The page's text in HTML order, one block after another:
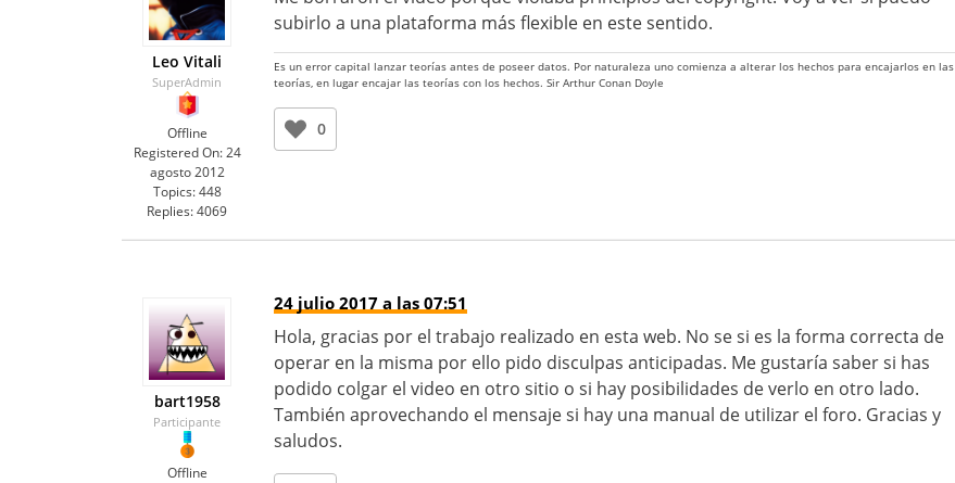
Leo Vitali
SuperAdmin
Offline
Registered On: 24
agosto 2012
Topics: 448
Replies:4069
subirlo a una plataforma más flexible en este sentido.
Es un error capital lanzar teorías antes de poseer datos. Por naturaleza uno comienza a alterar los hechos para encajarlos en las
teorías, en lugar encajar las teorías con los hechos. Sir Arthur Conan Doyle
0
bart1958
Participante
Offline
24 julio 2017 a las 07:51
Hola, gracias por el trabajo realizado en esta web. No se si es la forma correcta de
operar en la misma por ello pido disculpas anticipadas. Me gustaría saber si has
podido colgar el video en otro sitio o si hay posibilidades de verlo en otro lado.
También aprovechando el mensaje si hay una manual de utilizar el foro. Gracias y
saludos.